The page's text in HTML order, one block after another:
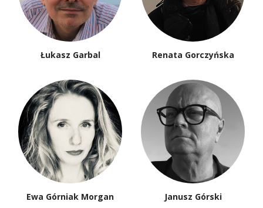
Łukasz Garbal Renata Gorczyńska
Ewa Górniak Morgan Janusz Górski